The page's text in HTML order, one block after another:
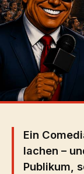
Ein
lachen –
Publikum,